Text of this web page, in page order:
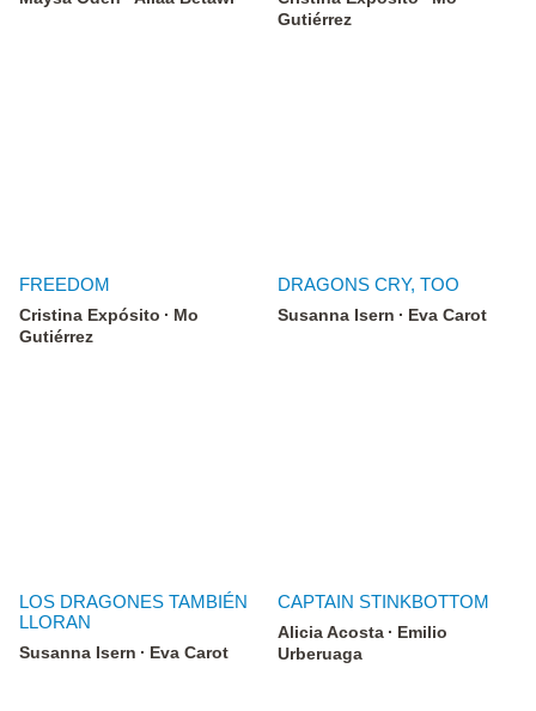
Gutiérrez
FREEDOM
Cristina Expósito
Mo
Gutiérrez
DRAGONS CRY, TOO
Susanna Isern Eva Carot
LOS DRAGONES TAMBIÉN
LLORAN
Susanna Isern Eva Carot
CAPTAIN STINKBOTTOM
Alicia Acosta
Emilio
Urberuaga